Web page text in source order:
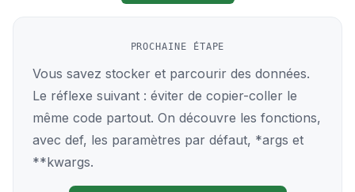
PROCHAINE ÉTAPE
Vous savez stocker et parcourir des données.
Le réflexe suivant : éviter de copier-coller le
même code partout. On découvre les fonctions,
avec def, les paramètres par défaut, *args et
**kwargs.